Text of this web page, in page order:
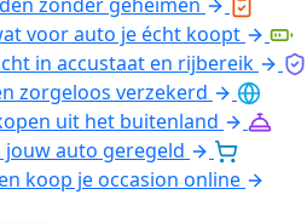
voor auto je écht koopt
in accustaat en rijbereik
zorgeloos verzekerd
uit het buitenland
auto geregeld
koop je occasion online